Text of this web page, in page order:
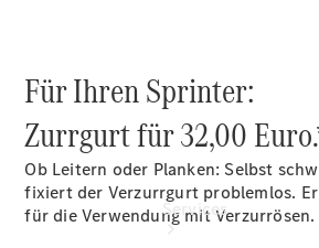
Services
Für Ihren Sprinter:
Zurrgurt für 32,00
Ob Leitern oder Planken: Selbst
fixiert der Verzurrgurt problemlos.
für die Verwendung mit Verzurrösen.